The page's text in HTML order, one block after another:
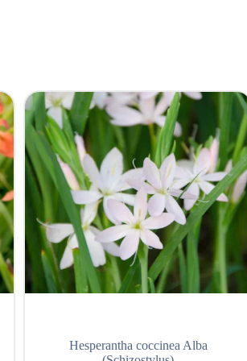
Hesperantha coccinea Alba